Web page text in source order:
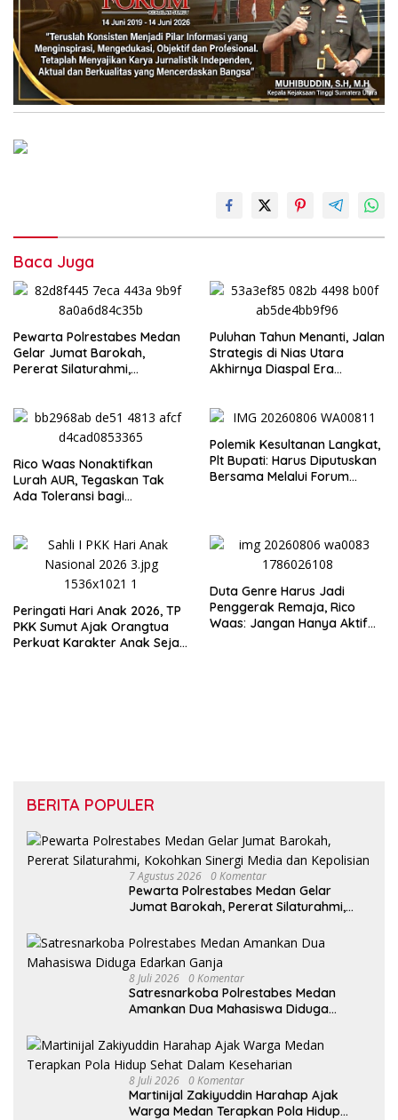
Baca Juga
Pewarta Polrestabes Medan
Gelar Jumat Barokah,
Pererat Silaturahmi,
Puluhan Tahun Menanti, Jalan
Strategis di Nias Utara
Akhirnya Diaspal Era
Rico Waas Nonaktifkan
Lurah AUR, Tegaskan Tak
Ada Toleransi bagi
Polemik Kesultanan Langkat,
Plt Bupati: Harus Diputuskan
Bersama Melalui Forum
Peringati Hari Anak 2026, TP
PKK Sumut Ajak Orangtua
Perkuat Karakter Anak Sejak
Duta Genre Harus Jadi
Penggerak Remaja, Rico
Waas: Jangan Hanya Aktif
BERITA POPULER
7 Agustus 2026 0 Komentar
Pewarta Polrestabes Medan Gelar
Jumat Barokah, Pererat Silaturahmi,
8 Juli 2026 0 Komentar
Satresnarkoba Polrestabes Medan
Amankan Dua Mahasiswa Diduga
8 Juli 2026 0 Komentar
Martinijal Zakiyuddin Harahap Ajak
Warga Medan Terapkan Pola Hidup